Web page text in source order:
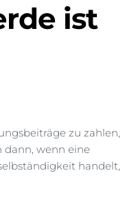
ist
zu zahlen,
dann, wenn eine
handelt,